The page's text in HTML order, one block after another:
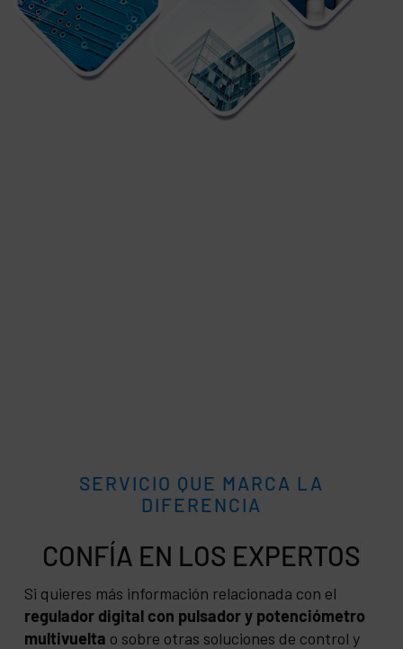
SERVICIO QUE MARCA LA
DIFERENCIA
CONFÍA
Si quieres más información relacionada con el
regulador digital con pulsador y potenciómetro
multivuelta o sobre otras soluciones de control y